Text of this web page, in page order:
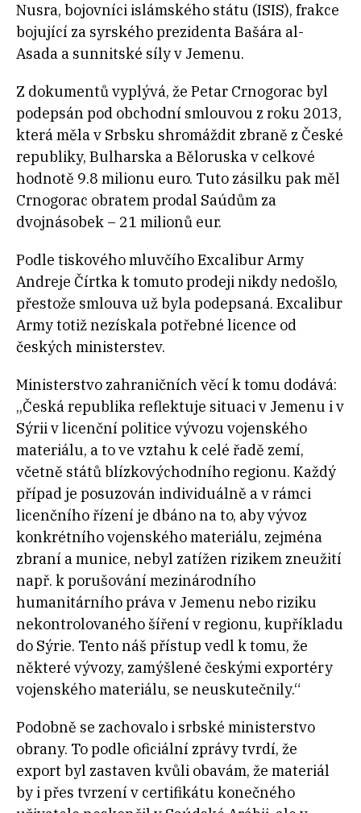
Nusra, bojovníci islámského státu (ISIS), frakce
bojující za syrského prezidenta Bašára al-
Asada a sunnitské síly v Jemenu.
Z dokumentů vyplývá, že Petar Crnogorac byl
podepsán pod obchodní smlouvou z roku 2013,
která měla v Srbsku shromáždit zbraně z České
republiky, Bulharska a Běloruska v celkové
hodnotě 9.8 milionu euro. Tuto zásilku pak měl
Crnogorac obratem prodal Saúdům za
dvojnásobek – 21 milionů eur.
Podle tiskového mluvčího Excalibur Army
Andreje Čírtka k tomuto prodeji nikdy nedošlo,
přestože smlouva už byla podepsaná. Excalibur
Army totiž nezískala potřebné licence od
českých ministerstev.
Ministerstvo zahraničních věcí k tomu dodává:
„Česká republika reflektuje situaci v Jemenu i v
Sýrii v licenční politice vývozu vojenského
materiálu, a to ve vztahu k celé řadě zemí,
včetně států blízkovýchodního regionu. Každý
případ je posuzován individuálně a v rámci
licenčního řízení je dbáno na to, aby vývoz
konkrétního vojenského materiálu, zejména
zbraní a munice, nebyl zatížen rizikem zneužití
např. k porušování mezinárodního
humanitárního práva v Jemenu nebo riziku
nekontrolovaného šíření v regionu, kupříkladu
do Sýrie. Tento náš přístup vedl k tomu, že
některé vývozy, zamýšlené českými exportéry
vojenského materiálu, se neuskutečnily.“
Podobně se zachovalo i srbské ministerstvo
obrany. To podle oficiální zprávy tvrdí, že
export byl zastaven kvůli obavám, že materiál
by i přes tvrzení v certifikátu konečného